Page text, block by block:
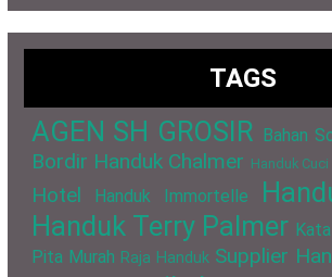
TAGS
AGEN SH GROSIR Bahan
Bordir Handuk Chalmer Handuk
Hotel
Handuk Immortelle
Handuk Terry Palmer
Pita Murah Raja Handuk Supplier